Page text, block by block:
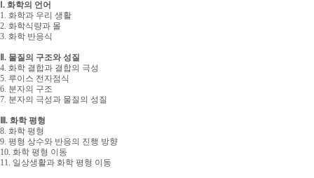
Ⅰ. 화학의 언어
1. 화학과 우리 생활
2. 화학식량과 몰
3. 화학 반응식
Ⅱ. 물질의 구조와 성질
4. 화학 결합과 결합의 극성
5. 루이스 전자점식
6. 분자의 구조
7. 분자의 극성과 물질의 성질
Ⅲ. 화학 평형
8. 화학 평형
9. 평형 상수와 반응의 진행 방향
10. 화학 평형 이동
11. 일상생활과 화학 평형 이동